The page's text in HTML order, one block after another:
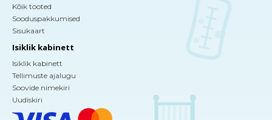
Kõik tooted
Sooduspakkumised
Sisukaart
Isiklik kabinett
Isiklik kabinett
Tellimuste ajalugu
Soovide nimekiri
Uudiskiri